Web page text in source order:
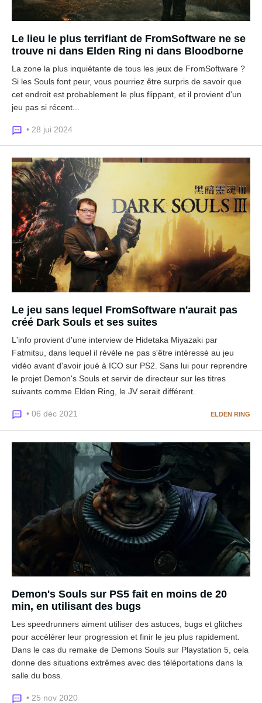
Le lieu le plus terrifiant de FromSoftware ne se
trouve ni dans Elden Ring ni dans Bloodborne
La zone la plus inquiétante de tous les jeux de FromSoftware ?
Si les Souls font peur, vous pourriez être surpris de savoir que
cet endroit est probablement le plus flippant, et il provient d'un
jeu pas si récent...
• 28 jui 2024
Le jeu sans lequel FromSoftware n'aurait pas
créé Dark Souls et ses suites
L'info provient d'une interview de Hidetaka Miyazaki par
Fatmitsu, dans lequel il révèle ne pas s'être intéressé au jeu
vidéo avant d'avoir joué à ICO sur PS2. Sans lui pour reprendre
le projet Demon's Souls et servir de directeur sur les titres
suivants comme Elden Ring, le JV serait différent.
• 06 déc 2021 ELDEN RING
Demon's Souls sur PS5 fait en moins de 20
min, en utilisant des bugs
Les speedrunners aiment utiliser des astuces, bugs et glitches
pour accélérer leur progression et finir le jeu plus rapidement.
Dans le cas du remake de Demons Souls sur Playstation 5, cela
donne des situations extrêmes avec des téléportations dans la
salle du boss.
• 25 nov 2020